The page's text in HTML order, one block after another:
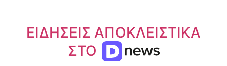
ΕΙΔΗΣΕΙΣ ΑΠΟΚΛΕΙΣΤΙΚΑ
ΣΤΟ